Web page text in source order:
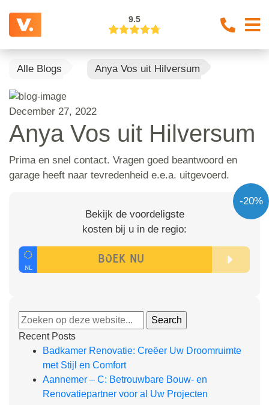
9.5
Alle Blogs Anya Vos uit Hilversum
December 27, 2022
Anya Vos uit Hilversum
Prima en snel contact. Vragen goed beantwoord en
garage heeft naar tevredenheid e.e.a. uitgevoerd.
-20%
Bekijk de voordeligste
kosten bij u in de regio:
Recent Posts
Badkamer Renovatie: Creëer Uw Droomruimte
met Stijl en Comfort
Aannemer – C: Betrouwbare Bouw- en
Renovatiepartner voor al Uw Projecten